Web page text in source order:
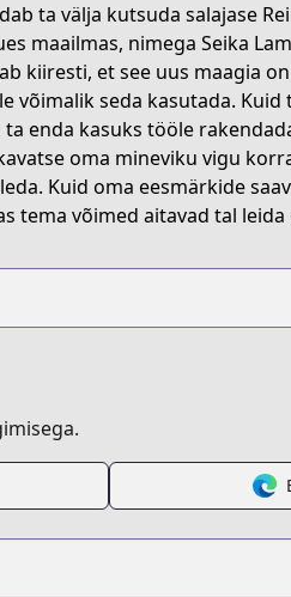
ta välja kutsuda salajase
maailmas, nimega Seika
kiiresti, et see uus maagia
võimalik seda kasutada.
enda kasuks tööle
oma mineviku vigu
Kuid oma eesmärkide
tema võimed aitavad tal